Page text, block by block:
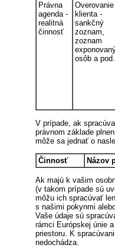
Právna
agenda -
realitná
činnosť
Overovanie
klienta -
sankčný
zoznam,
zoznam
osôb a pod.
V prípade, ak
právnom základe
môže sa jednať o
Činnosť Názov
Ak majú k vašim
(v takom prípade sú
môžu ich spracúvať
s našimi pokynmi
Vaše údaje sú
rámci Európskej únie
priestoru. K
nedochádza.